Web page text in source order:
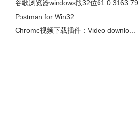
谷歌浏览器windows版32位61.0.3163.79
Postman for Win32
Chrome视频下载插件：Video downlo...